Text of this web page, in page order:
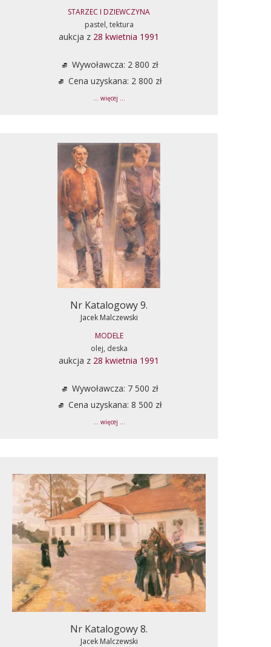
STARZEC I DZIEWCZYNA
pastel, tektura
aukcja z 28 kwietnia 1991
Wywoławcza: 2 800 zł
Cena uzyskana: 2 800 zł
... więcej ...
Nr Katalogowy 9.
Jacek Malczewski
MODELE
olej, deska
aukcja z 28 kwietnia 1991
Wywoławcza: 7 500 zł
Cena uzyskana: 8 500 zł
... więcej ...
Nr Katalogowy 8.
Jacek Malczewski